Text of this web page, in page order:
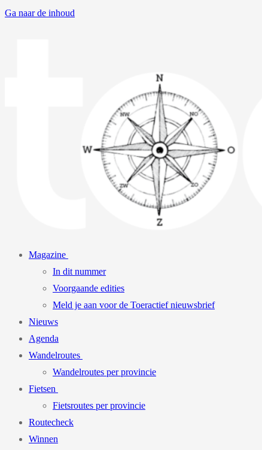
Ga naar de inhoud
Magazine
In dit nummer
Voorgaande edities
Meld je aan voor de Toeractief nieuwsbrief
Nieuws
Agenda
Wandelroutes
Wandelroutes per provincie
Fietsen
Fietsroutes per provincie
Routecheck
Winnen